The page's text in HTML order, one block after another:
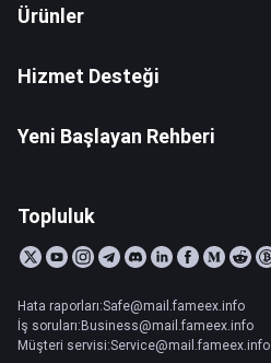
Ürünler
Hizmet Desteği
Yeni Başlayan Rehberi
Topluluk
Hata raporları:Safe@mail.fameex.info
İş soruları:Business@mail.fameex.info
Müşteri servisi:Service@mail.fameex.info